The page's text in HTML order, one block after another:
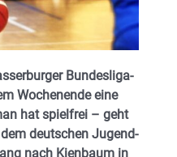
Bundesliga-
Wochenende eine
hat spielfrei – geht
deutschen Jugend-
nach Kienbaum in